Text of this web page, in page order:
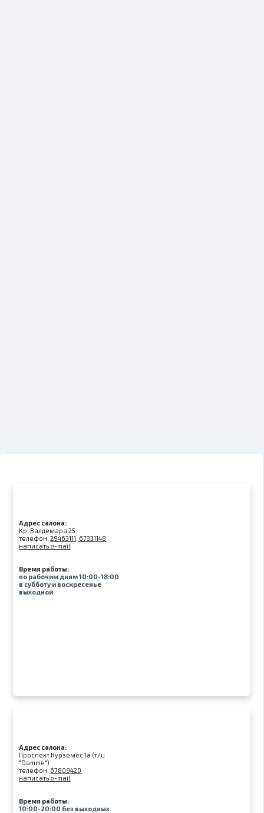
Адрес салона:
Kр. Валдемара 25
телефон:29463111, 67331148
написать e-mail
Время работы:
по рабочим дням 10:00-18:00
в субботу и воскресенье
выходной
Адрес салона:
Проспект Курземес 1а (т/ц
"Damme")
телефон: 67809420
написать e-mail
Время работы:
10:00-20:00 без выходных